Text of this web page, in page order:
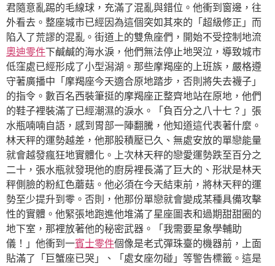
君隨意亂踢的毛線球，充滿了混亂與錯位。他衝到窗邊，往
外看去。整座城市已經因為這個突如其來的「超級修正」而
陷入了荒謬的混亂。街道上的雙魚座們，開始不受控制地流
奧迪零件下鹹鹹的海水淚，他們無法停止地哭泣，導致城市
低窪處已經形成了小型潟湖。那些摩羯座的上班族，嚴格遵
守著廣播中「摩羯座今天適合原地踏步，否則將失去襪子」
的指令。數百名西裝筆挺的摩羯座正整齊地站在原地，他們
的鞋子裡裝滿了已經潮濕的淚水。「負百分之八十七？」張
水瓶喃喃自語，感到胃部一陣翻騰，他知道這代表著什麼。
林天秤的運勢越差，他那股積壓已久、無處安放的單戀能量
就會越發瘋狂地實體化。上次林天秤的戀愛運勢跌至百分之
二十，張水瓶就發現他的廚房裡長滿了巨大的、形狀是林天
秤側臉的粉紅色蘑菇。他必須在今天結束前，將林天秤的運
勢至少提升到零。否則，他那份單戀就會變成某種具備攻擊
性的實體。他緊張地跑進他堆滿了星座圖表和過期甜甜圈的
地下室，那裡放著他的秘密武器。「我需要星象學輔助
儀！」他衝到一賓士零件個像是老式彈珠臺的機器前，上面
貼滿了「巨蟹座已哭」、「處女座勿碰」等警告標籤。這是